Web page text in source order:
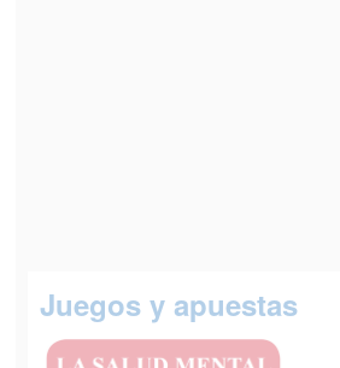
Juegos y apuestas